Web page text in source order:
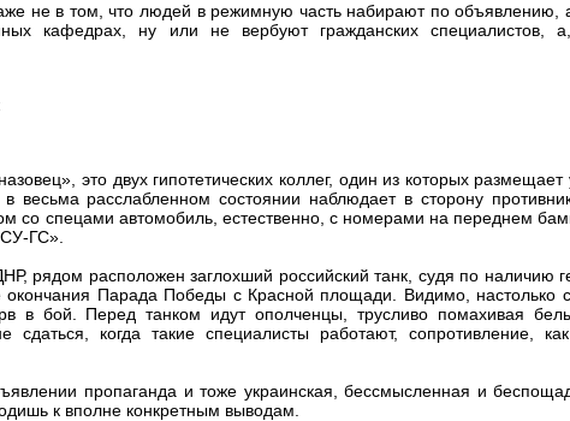
не в том, что людей в режимную часть набирают по объявлению,
кафедрах, ну или не вербуют гражданских специалистов,
это двух гипотетических коллег, один из которых размещает
весьма расслабленном состоянии наблюдает в сторону
со спецами автомобиль, естественно, с номерами на переднем
ГС».
рядом расположен заглохший российский танк, судя по наличию
окончания Парада Победы с Красной площади. Видимо, настолько
в бой. Перед танком идут ополченцы, трусливо помахивая
когда такие специалисты работают, сопротивление, как
пропаганда и тоже украинская, бессмысленная и
к вполне конкретным выводам.